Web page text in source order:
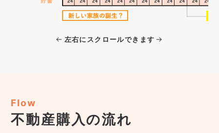
左右にスクロールできます
Flow
不動産購入の流れ